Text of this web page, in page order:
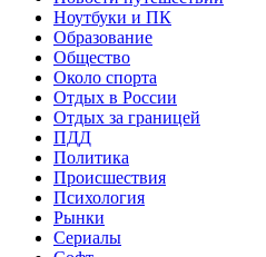
Ноутбуки и ПК
Образование
Общество
Около спорта
Отдых в России
Отдых за границей
ПДД
Политика
Происшествия
Психология
Рынки
Сериалы